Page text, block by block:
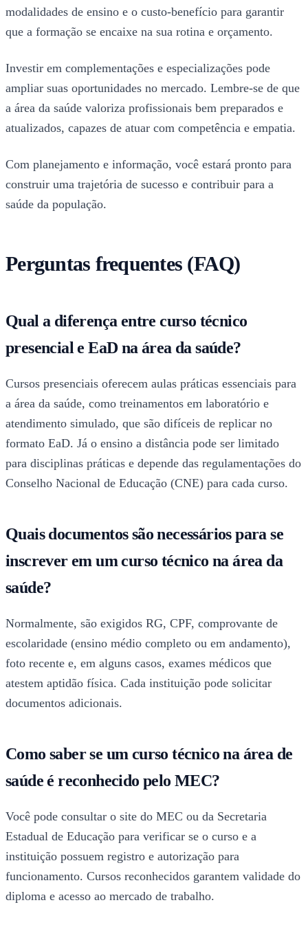
modalidades de ensino e o custo-benefício para garantir
que a formação se encaixe na sua rotina e orçamento.
Investir em complementações e especializações pode
ampliar suas oportunidades no mercado. Lembre-se de que
a área da saúde valoriza profissionais bem preparados e
atualizados, capazes de atuar com competência e empatia.
Com planejamento e informação, você estará pronto para
construir uma trajetória de sucesso e contribuir para a
saúde da população.
Perguntas frequentes (FAQ)
Qual a diferença entre curso técnico
presencial e EaD na área da saúde?
Cursos presenciais oferecem aulas práticas essenciais para
a área da saúde, como treinamentos em laboratório e
atendimento simulado, que são difíceis de replicar no
formato EaD. Já o ensino a distância pode ser limitado
para disciplinas práticas e depende das regulamentações do
Conselho Nacional de Educação (CNE) para cada curso.
Quais documentos são necessários para se
inscrever em um curso técnico na área da
saúde?
Normalmente, são exigidos RG, CPF, comprovante de
escolaridade (ensino médio completo ou em andamento),
foto recente e, em alguns casos, exames médicos que
atestem aptidão física. Cada instituição pode solicitar
documentos adicionais.
Como saber se um curso técnico na área de
saúde é reconhecido pelo MEC?
Você pode consultar o site do MEC ou da Secretaria
Estadual de Educação para verificar se o curso e a
instituição possuem registro e autorização para
funcionamento. Cursos reconhecidos garantem validade do
diploma e acesso ao mercado de trabalho.